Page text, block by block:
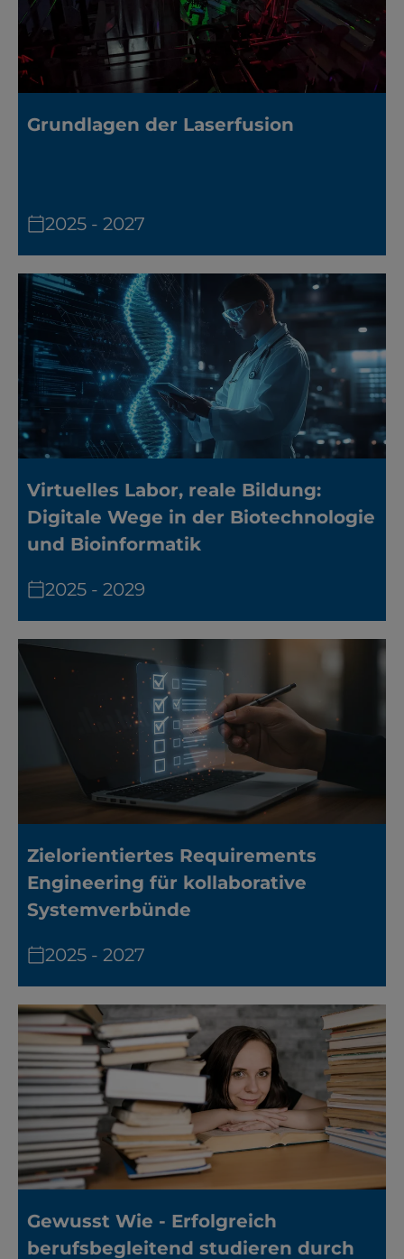
Grundlagen der Laserfusion
2025 - 2027
Virtuelles Labor, reale Bildung:
Digitale Wege in der Biotechnologie
und Bioinformatik
2025 - 2029
Zielorientiertes Requirements
Engineering für kollaborative
Systemverbünde
2025 - 2027
Gewusst Wie - Erfolgreich
berufsbegleitend studieren durch